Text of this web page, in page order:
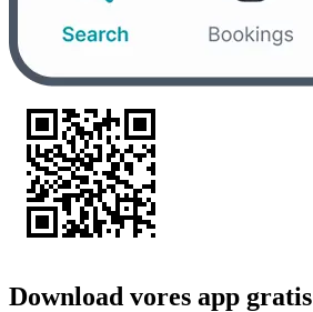
Download vores app gratis